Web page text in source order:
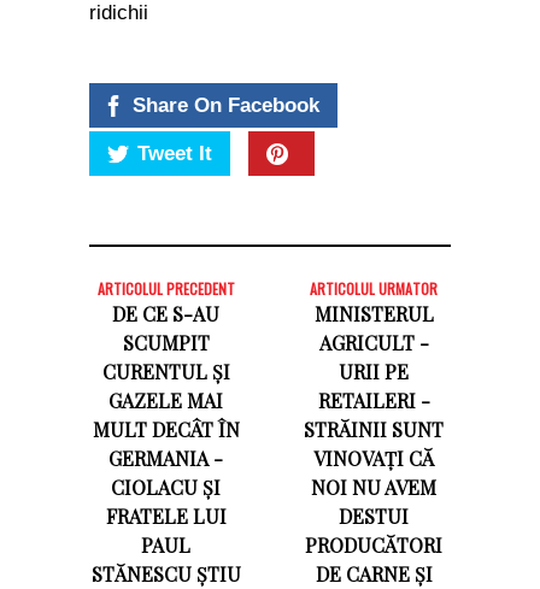
ridichii
Share On Facebook
Tweet It
ARTICOLUL PRECEDENT
DE CE S-AU
SCUMPIT
CURENTUL ȘI
GAZELE MAI
MULT DECÂT ÎN
GERMANIA -
CIOLACU ȘI
FRATELE LUI
PAUL
STĂNESCU ȘTIU
ARTICOLUL URMATOR
MINISTERUL
AGRICULT -
URII PE
RETAILERI -
STRĂINII SUNT
VINOVAȚI CĂ
NOI NU AVEM
DESTUI
PRODUCĂTORI
DE CARNE ȘI